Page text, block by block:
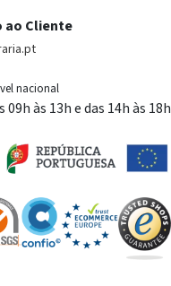
ao Cliente
nacional
09h às 13h e das 14h às 18h